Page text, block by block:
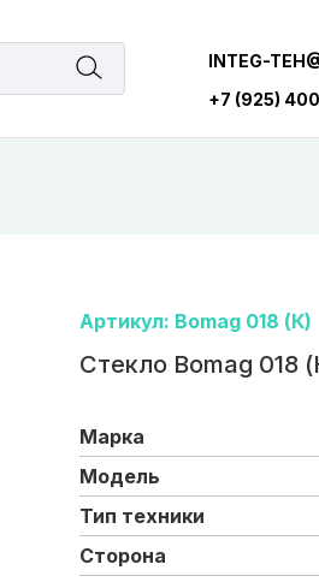
INTEG-
+7 (925)
Артикул: Bomag 018 (К)
Стекло Bomag 018
Марка
Модель
Тип техники
Сторона